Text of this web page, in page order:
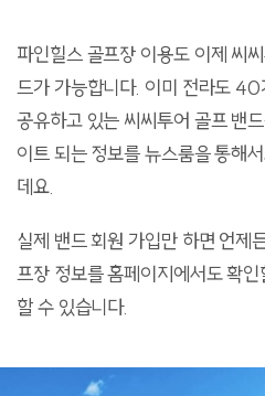
파인힐스 골프장 이용도 이제 씨
드가 가능합니다. 이미 전라도
공유하고 있는 씨씨투어 골프 밴
이트 되는 정보를 뉴스룸을 통해
데요.
실제 밴드 회원 가입만 하면 언제
프장 정보를 홈페이지에서도 확
할 수 있습니다.